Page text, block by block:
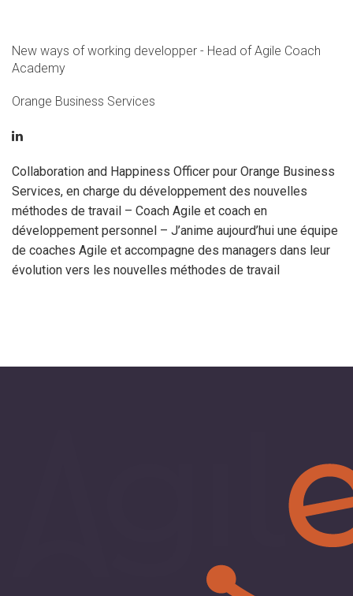
New ways of working developper - Head of Agile Coach
Academy
Orange Business Services
Collaboration and Happiness Officer pour Orange Business
Services, en charge du développement des nouvelles
méthodes de travail – Coach Agile et coach en
développement personnel – J’anime aujourd’hui une équipe
de coaches Agile et accompagne des managers dans leur
évolution vers les nouvelles méthodes de travail